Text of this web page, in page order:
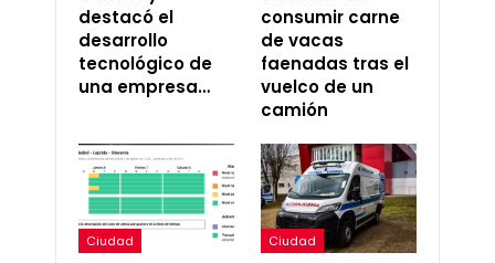
destacó el
desarrollo
tecnológico de
una empresa…
consumir carne
de vacas
faenadas tras el
vuelco de un
camión
Ciudad Ciudad